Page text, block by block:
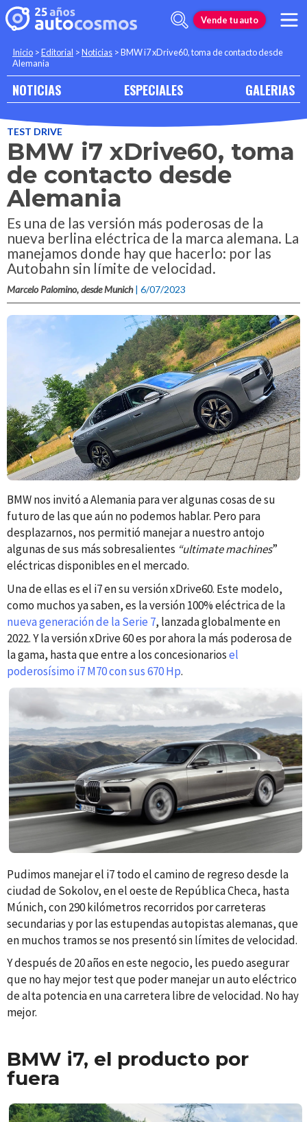
Vende tu auto
Inicio >Editorial >Noticias >BMW i7 xDrive60, toma de contacto desde
Alemania
NOTICIAS ESPECIALES GALERIAS
TEST DRIVE
BMW i7 xDrive60, toma
de contacto desde
Alemania
Es una de las versión más poderosas de la
nueva berlina eléctrica de la marca alemana. La
manejamos donde hay que hacerlo: por las
Autobahn sin límite de velocidad.
Marcelo Palomino, desde Munich | 6/07/2023
BMW nos invitó a Alemania para ver algunas cosas de su
futuro de las que aún no podemos hablar. Pero para
desplazarnos, nos permitió manejar a nuestro antojo
algunas de sus más sobresalientes “ultimate machines”
eléctricas disponibles en el mercado.
Una de ellas es el i7 en su versión xDrive60. Este modelo,
como muchos ya saben, es la versión 100% eléctrica de la
nueva generación de la Serie 7, lanzada globalmente en
2022. Y la versión xDrive 60 es por ahora la más poderosa de
la gama, hasta que entre a los concesionariosel
poderosísimo i7 M70 con sus 670 Hp.
Pudimos manejar el i7 todo el camino de regreso desde la
ciudad de Sokolov, en el oeste de República Checa, hasta
Múnich, con 290 kilómetros recorridos por carreteras
secundarias y por las estupendas autopistas alemanas, que
en muchos tramos se nos presentó sin límites de velocidad.
Y después de 20 años en este negocio, les puedo asegurar
que no hay mejor test que poder manejar un auto eléctrico
de alta potencia en una carretera libre de velocidad. No hay
mejor.
BMW i7, el producto por
fuera